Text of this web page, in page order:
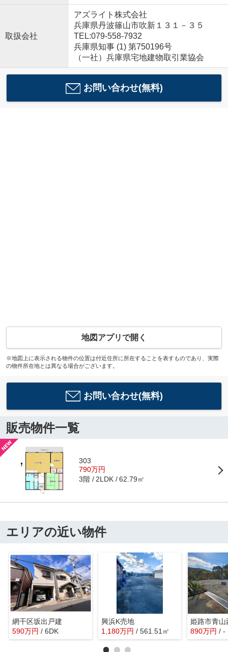
取扱会社
アズライト株式会社
兵庫県丹波篠山市吹新１３１－３５
TEL:079-558-7932
兵庫県知事 (1) 第750196号
（一社）兵庫県宅地建物取引業協会
お問い合わせ(無料)
地図アプリで開く
※地図上に表示される物件の位置は付近住所に所在することを表すものであり、実際
の物件所在地とは異なる場合がございます。
お問い合わせ(無料)
販売物件一覧
303
790万円
3階 2LDK 62.79㎡
エリアの近い物件
網干区坂出戸建
590万円 / 6DK
興浜K売地
1,180万円 / 561.51㎡ 890万円 / -